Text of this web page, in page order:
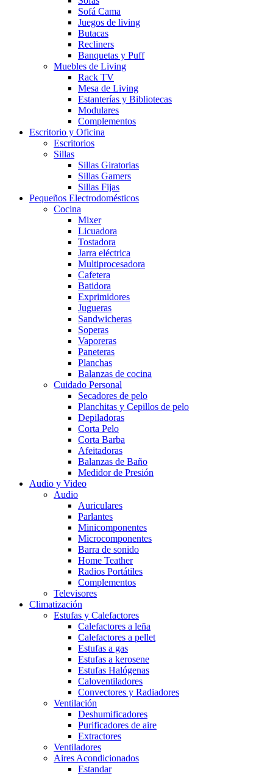
Sofá Cama
Juegos de living
Butacas
Recliners
Banquetas y Puff
Muebles de Living
Rack TV
Mesa de Living
Estanterías y Bibliotecas
Modulares
Complementos
Escritorio y Oficina
Escritorios
Sillas
Sillas Giratorias
Sillas Gamers
Sillas Fijas
Pequeños Electrodomésticos
Cocina
Mixer
Licuadora
Tostadora
Jarra eléctrica
Multiprocesadora
Cafetera
Batidora
Exprimidores
Jugueras
Sandwicheras
Soperas
Vaporeras
Paneteras
Planchas
Balanzas de cocina
Cuidado Personal
Secadores de pelo
Planchitas y Cepillos de pelo
Depiladoras
Corta Pelo
Corta Barba
Afeitadoras
Balanzas de Baño
Medidor de Presión
Audio y Video
Audio
Auriculares
Parlantes
Minicomponentes
Microcomponentes
Barra de sonido
Home Teather
Radios Portátiles
Complementos
Televisores
Climatización
Estufas y Calefactores
Calefactores a leña
Calefactores a pellet
Estufas a gas
Estufas a kerosene
Estufas Halógenas
Caloventiladores
Convectores y Radiadores
Ventilación
Deshumificadores
Purificadores de aire
Extractores
Ventiladores
Aires Acondicionados
Estandar